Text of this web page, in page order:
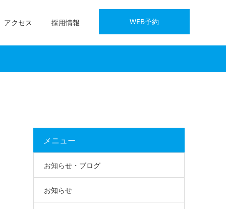
WEB予約
アクセス 採用情報
メニュー
お知らせ・ブログ
お知らせ